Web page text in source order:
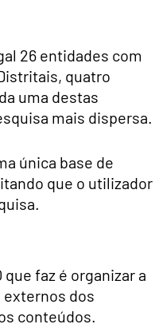
26 entidades com
quatro
uma destas
mais dispersa.
única base de
que o utilizador
faz é organizar a
dos
conteúdos.